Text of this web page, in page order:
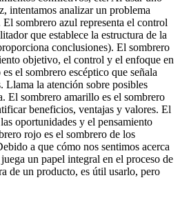
intentamos analizar un problema
sombrero azul representa el control
que establece la estructura de la
conclusiones). El sombrero
objetivo, el control y el enfoque en
el sombrero escéptico que señala
Llama la atención sobre posibles
El sombrero amarillo es el sombrero
beneficios, ventajas y valores. El
oportunidades y el pensamiento
rojo es el sombrero de los
a que cómo nos sentimos acerca
un papel integral en el proceso de
de un producto, es útil usarlo, pero